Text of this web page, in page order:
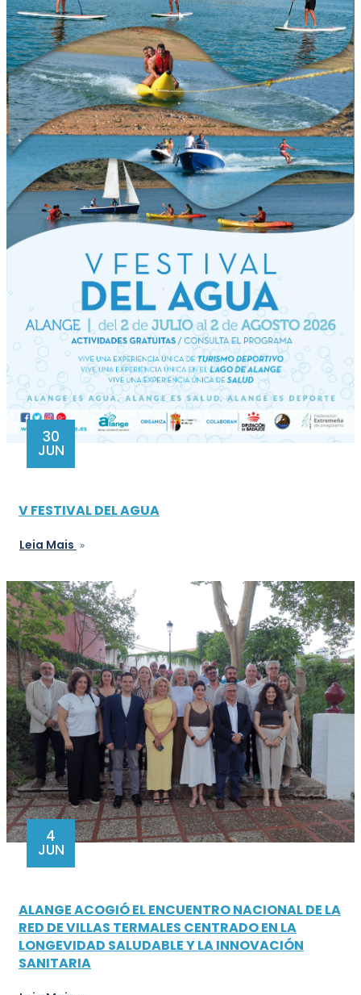
30
JUN
V FESTIVAL DEL AGUA
Leia Mais
4
JUN
ALANGE ACOGIÓ EL ENCUENTRO NACIONAL DE LA
RED DE VILLAS TERMALES CENTRADO EN LA
LONGEVIDAD SALUDABLE Y LA INNOVACIÓN
SANITARIA